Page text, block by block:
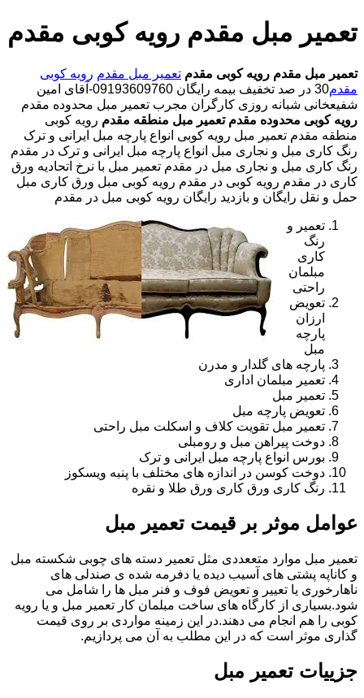
تعمیر مبل مقدم رویه کوبی مقدم
تعمیر مبل مقدم رویه کوبی مقدم تعمیر مبل مقدم رویه کوبی
مقدم
30 در صد تخفیف بیمه رایگان 09193609760-آقای امین
شفیعخانی شبانه روزی کارگران مجرب تعمیر مبل محدوده مقدم
رویه کوبی محدوده مقدم تعمیر مبل منطقه مقدم رویه کوبی
منطقه مقدم تعمیر مبل رویه کوبی انواع پارچه مبل ایرانی و ترک
رنگ کاری مبل و نجاری مبل انواع پارچه مبل ایرانی و ترک در مقدم
رنگ کاری مبل و نجاری مبل در مقدم تعمیر مبل با نرخ اتحادیه ورق
کاری در مقدم رویه کوبی در مقدم رویه کوبی مبل ورق کاری مبل
حمل و نقل رایگان و بازدید رایگان رویه کوبی مبل در مقدم
تعمیر و
رنگ
کاری
مبلمان
راحتی
تعویض
ارزان
پارچه
مبل
پارچه های گلدار و مدرن
تعمیر مبلمان اداری
تعمیر مبل
تعویض پارچه مبل
تعمیر مبل تقویت کلاف و اسکلت مبل راحتی
دوخت پیراهن مبل و رومبلی
بورس انواع پارچه مبل ایرانی و ترک
دوخت کوسن در اندازه های مختلف با پنبه ویسکوز
رنگ کاری ورق کاری ورق طلا و نقره
عوامل موثر بر قیمت تعمیر مبل
تعمیر مبل موارد متععددی مثل تعمیر دسته های چوبی شکسته مبل
و کاناپه پشتی های آسیب دیده یا دفرمه شده ی صندلی های
ناهارخوری یا تعییر و تعویض فوف و فنر مبل ها را شامل می
شود.بسیاری از کارگاه های ساخت مبلمان کار تعمیر مبل و یا رویه
کوبی را هم انجام می دهند.در این زمینه مواردی بر روی قیمت
گذاری موثر است که در این مطلب به آن می پردازیم.
جزییات تعمیر مبل